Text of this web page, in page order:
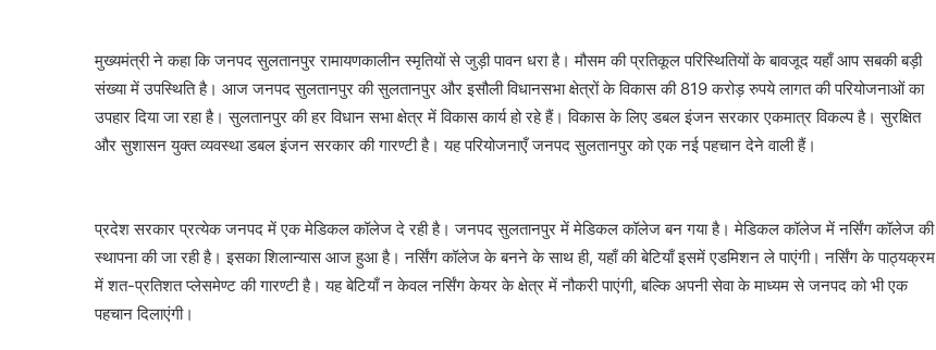
मुख्यमंत्री ने कहा कि जनपद सुलतानपुर रामायणकालीन स्मृतियों से जुड़ी पावन धरा है। मौसम की प्रतिकूल परिस्थितियों के बावजूद यहाँ आप सबकी बड़ी
संख्या में उपस्थिति है। आज जनपद सुलतानपुर की सुलतानपुर और इसौली विधानसभा क्षेत्रों के विकास की 819 करोड़ रुपये लागत की परियोजनाओं का
उपहार दिया जा रहा है। सुलतानपुर की हर विधान सभा क्षेत्र में विकास कार्य हो रहे हैं। विकास के लिए डबल इंजन सरकार एकमात्र विकल्प है। सुरक्षित
और सुशासन युक्त व्यवस्था डबल इंजन सरकार की गारण्टी है। यह परियोजनाएँ जनपद सुलतानपुर को एक नई पहचान देने वाली हैं।
प्रदेश सरकार प्रत्येक जनपद में एक मेडिकल कॉलेज दे रही है। जनपद सुलतानपुर में मेडिकल कॉलेज बन गया है। मेडिकल कॉलेज में नर्सिंग कॉलेज की
स्थापना की जा रही है। इसका शिलान्यास आज हुआ है। नर्सिंग कॉलेज के बनने के साथ ही, यहाँ की बेटियाँ इसमें एडमिशन ले पाएंगी। नर्सिंग के पाठ्यक्रम
में शत-प्रतिशत प्लेसमेण्ट की गारण्टी है। यह बेटियाँ न केवल नर्सिंग केयर के क्षेत्र में नौकरी पाएंगी, बल्कि अपनी सेवा के माध्यम से जनपद को भी एक
पहचान दिलाएंगी।